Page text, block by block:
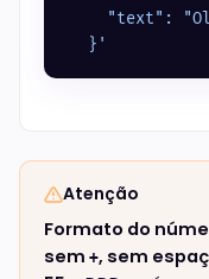
"text":
  }'
Atenção
Formato do
sem +, sem